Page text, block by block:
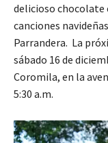
delicioso chocolate
canciones
Parrandera. La
sábado 16 de
Coromila, en la
5:30 a.m.